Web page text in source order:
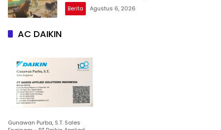
Berita Agustus 6, 2026
AC DAIKIN
Gunawan Purba, S.T. Sales